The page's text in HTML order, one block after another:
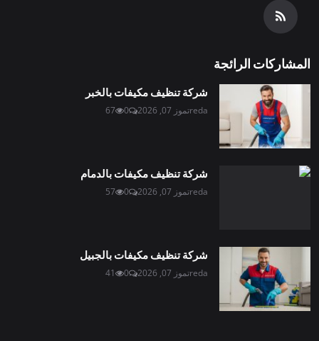
المشاركات الرائجة
شركة تنظيف مكيفات بالخبر
redaتموز 07, 2026 0
67
شركة تنظيف مكيفات بالدمام
redaتموز 07, 2026 0
57
شركة تنظيف مكيفات بالجبيل
redaتموز 07, 2026 0
41